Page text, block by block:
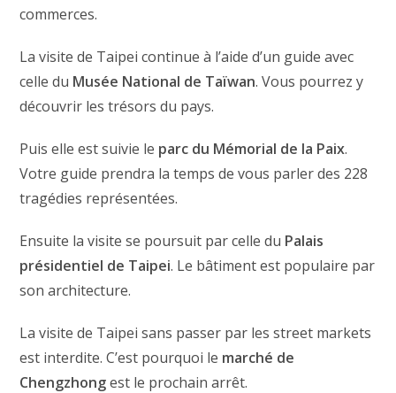
commerces.
La visite de Taipei continue à l’aide d’un guide avec
celle du Musée National de Taïwan. Vous pourrez y
découvrir les trésors du pays.
Puis elle est suivie le parc du Mémorial de la Paix.
Votre guide prendra la temps de vous parler des 228
tragédies représentées.
Ensuite la visite se poursuit par celle du Palais
présidentiel de Taipei. Le bâtiment est populaire par
son architecture.
La visite de Taipei sans passer par les street markets
est interdite. C’est pourquoi le marché de
Chengzhongest le prochain arrêt.